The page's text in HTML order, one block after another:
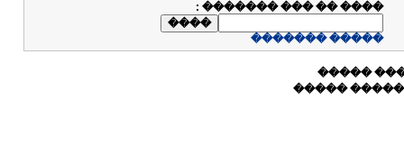
���� �� ��� �������
:
����� �������
�����
����� ����